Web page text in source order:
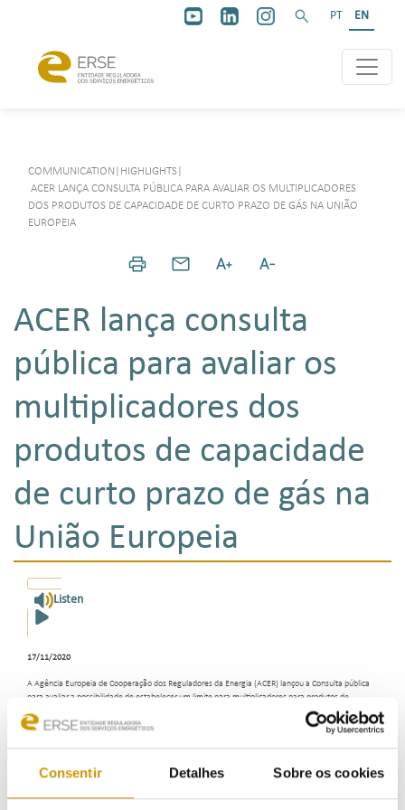
Consentir Detalhes Sobre os cookies
PT EN
COMMUNICATION HIGHLIGHTS
ACER LANÇA CONSULTA PÚBLICA PARA AVALIAR OS MULTIPLICADORES
DOS PRODUTOS DE CAPACIDADE DE CURTO PRAZO DE GÁS NA UNIÃO
EUROPEIA
ACER lança consulta
pública para avaliar os
multiplicadores dos
produtos de capacidade
de curto prazo de gás na
União Europeia
Listen
17/11/2020
A Agência Europeia de Cooperação dos Reguladores da Energia (ACER) lançou a Consulta pública
para avaliar a possibilidade de estabelecer um limite para multiplicadores para produtos de
capacidade normalizados nos horizontes diário e intradiário (apenas disponível em inglês). A
consulta pública termina a 9 de dezembro de 2020.
A consulta pública decorre do Regulamento (UE) 2017/460 da Comissão, de 16 de março de 2017,
de gás. De acordo com o artigo 13, n.º 3, até «1 de abril de 2023, o nível máximo de multiplicadores